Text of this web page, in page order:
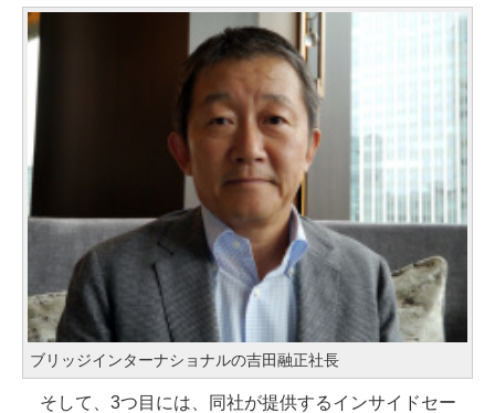
ブリッジインターナショナルの吉田融正社長
そして、3つ目には、同社が提供するインサイドセー